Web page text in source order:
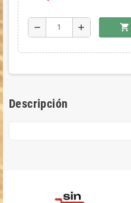
remove add shopping_cart
Descripción